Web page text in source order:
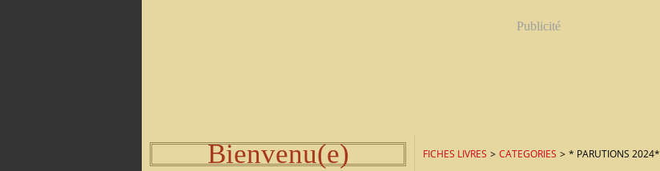
Publicité
Bienvenu(e) FICHES LIVRES > CATEGORIES > * PARUTIONS 2024*